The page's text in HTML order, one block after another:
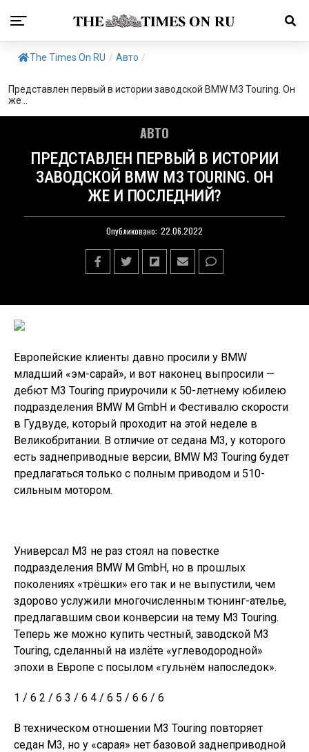
The Times On RU / Авто /
Представлен первый в истории заводской BMW M3 Touring. Он
же ..
АВТО
ПРЕДСТАВЛЕН ПЕРВЫЙ В ИСТОРИИ
ЗАВОДСКОЙ BMW M3 TOURING. ОН
ЖЕ И ПОСЛЕДНИЙ?
Опубликовано: 22.06.2022
Европейские клиенты давно просили у BMW
младший «эм-сарай», и вот наконец выпросили —
дебют M3 Touring приурочили к 50-летнему юбилею
подразделения BMW M GmbH и Фестивалю скорости
в Гудвуде, который проходит на этой неделе в
Великобритании. В отличие от седана М3, у которого
есть заднеприводные версии, BMW M3 Touring будет
предлагаться только с полным приводом и 510-
сильным мотором.
Универсал М3 не раз стоял на повестке
подразделения BMW M GmbH, но в прошлых
поколениях «трёшки» его так и не выпустили, чем
здорово услужили многочисленным тюнинг-ателье,
предлагавшим свои конверсии на тему M3 Touring.
Теперь же можно купить честный, заводской M3
Touring, сделанный на излёте «углеводородной»
эпохи в Европе с посылом «гульнём напоследок».
1 / 6 2 / 6 3 / 6 4 / 6 5 / 6 6 / 6
В техническом отношении M3 Touring повторяет
седан М3, но у «сарая» нет базовой заднеприводной